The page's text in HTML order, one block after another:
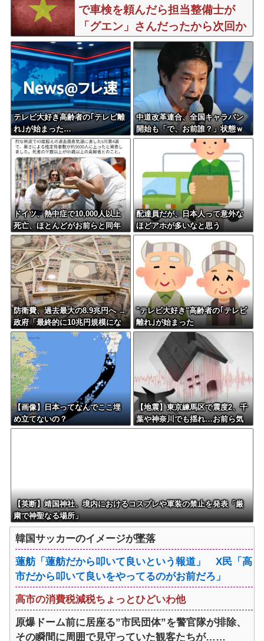
で車検を頼んだら担当整備士が
「グエン」さんだったから次回か
ら別の整備工場にする！」 ｗｗｗ
ｗｗｗｗｗｗｗｗｗｗｗｗｗ
テレビ大好き高齢者の｢テレビ離
れ｣が始まった…
中道改革連合、全国キャラバン
開始も「で、お前誰？」状態ｗ
ｗｗｗｗ
ドイツ、熱中症で10,000人以上
死亡、ほとんどがお前らと同年
代で若者は元気????
配達員だが、日本人って意外な
ほどアホが多いなと思う
防衛費、過去最大の8.9兆円へ →
政府「最終的に10兆円規模にな
る可能性」
"テレビ大好き"高齢者の｢テレビ
離れ｣が始まった
【画像】日本ってなんでここ埋
め立てないの？
【地震】東京練馬区で震度2、千
葉や神奈川でも揺れ…お前ら気
付いた？
【英断】靖国神社、境内におけるコスプレや軍装の禁止を発表「厳
粛で神聖なる場所」
韓国サッカーのイメージが墜落
蓮舫「蓮舫だから叩いて良いという報道」 X民「高
市だから叩いて良いをやってるのがお前だろ」
高市の消費税減税ちょっとひどいわ他
原爆ドーム前に居座る”市民団体”を警官隊が排除、
その瞬間に周囲で見守っていた観客たちが……